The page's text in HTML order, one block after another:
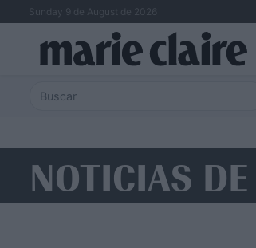
Sunday 9 de August de 2026
NOTICIAS